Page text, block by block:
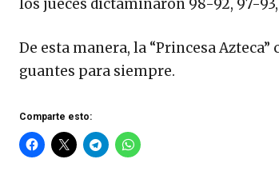
los jueces dictaminaron 98-92, 97-93,
De esta manera, la “Princesa
guantes para siempre.
Comparte esto: